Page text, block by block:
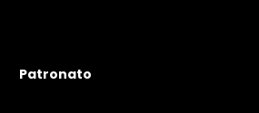
Patronato